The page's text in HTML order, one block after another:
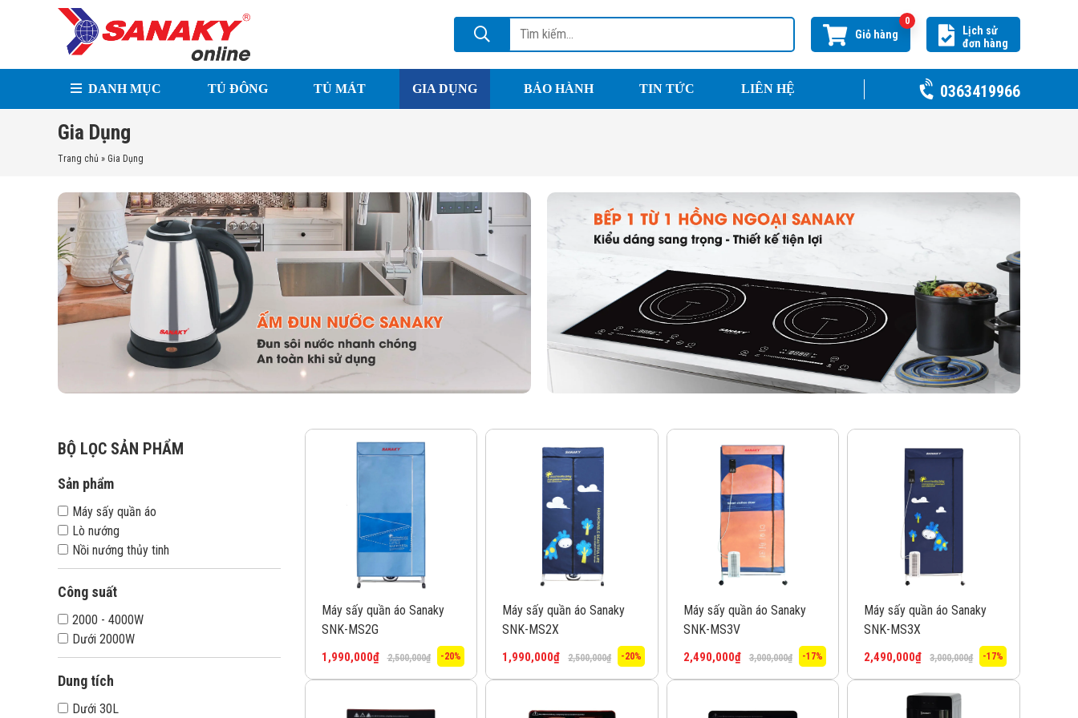
Giỏ hàng
0
Lịch sử
đơn hàng
DANH MỤC TỦ ĐÔNG TỦ MÁT GIA DỤNG BẢO HÀNH TIN TỨC LIÊN HỆ 0363419966
Gia Dụng
Trang chủ » Gia Dụng
BỘ LỌC SẢN PHẨM
Sản phẩm
Máy sấy quần áo
Lò nướng
Nồi nướng thủy tinh
Công suất
2000 - 4000W
Dưới 2000W
Dung tích
Dưới 30L
Máy sấy quần áo Sanaky
SNK-MS2G
2,500,000₫
1,990,000₫ -20%
Máy sấy quần áo Sanaky
SNK-MS2X
2,500,000₫
1,990,000₫ -20%
Máy sấy quần áo Sanaky
SNK-MS3V
3,000,000₫
2,490,000₫ -17%
Máy sấy quần áo Sanaky
SNK-MS3X
3,000,000₫
2,490,000₫ -17%